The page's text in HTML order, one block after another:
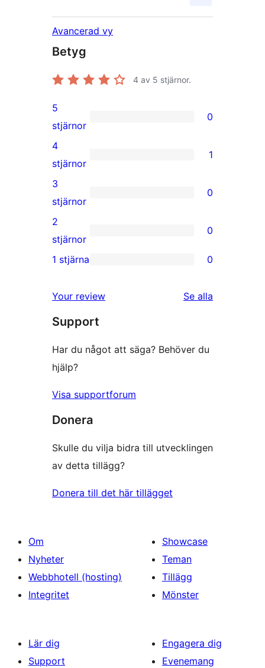
Avancerad vy
Betyg
4 av 5 stjärnor.
0
5-
stjärniga
recensioner
5
stjärnor
0
1
4-
stjärnig
recension
4
stjärnor
1
0
3-
stjärniga
recensioner
3
stjärnor
0
0
2-
recensioner
2
stjärnor
0
stjärniga
recensioner
1 stjärna 0
Your review
Se alla
Support
Har du något att säga? Behöver du
hjälp?
Visa supportforum
Donera
Skulle du vilja bidra till utvecklingen
av detta tillägg?
Donera till det här tillägget
Om
Nyheter
Webbhotell (hosting)
Integritet
Showcase
Teman
Tillägg
Mönster
Lär dig
Support
Engagera dig
Evenemang